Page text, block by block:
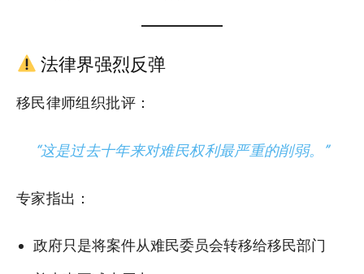
法律界强烈反弹
移民律师组织批评：
“这是过去十年来对难民权利最严重的削弱。”
专家指出：
政府只是将案件从难民委员会转移给移民部门